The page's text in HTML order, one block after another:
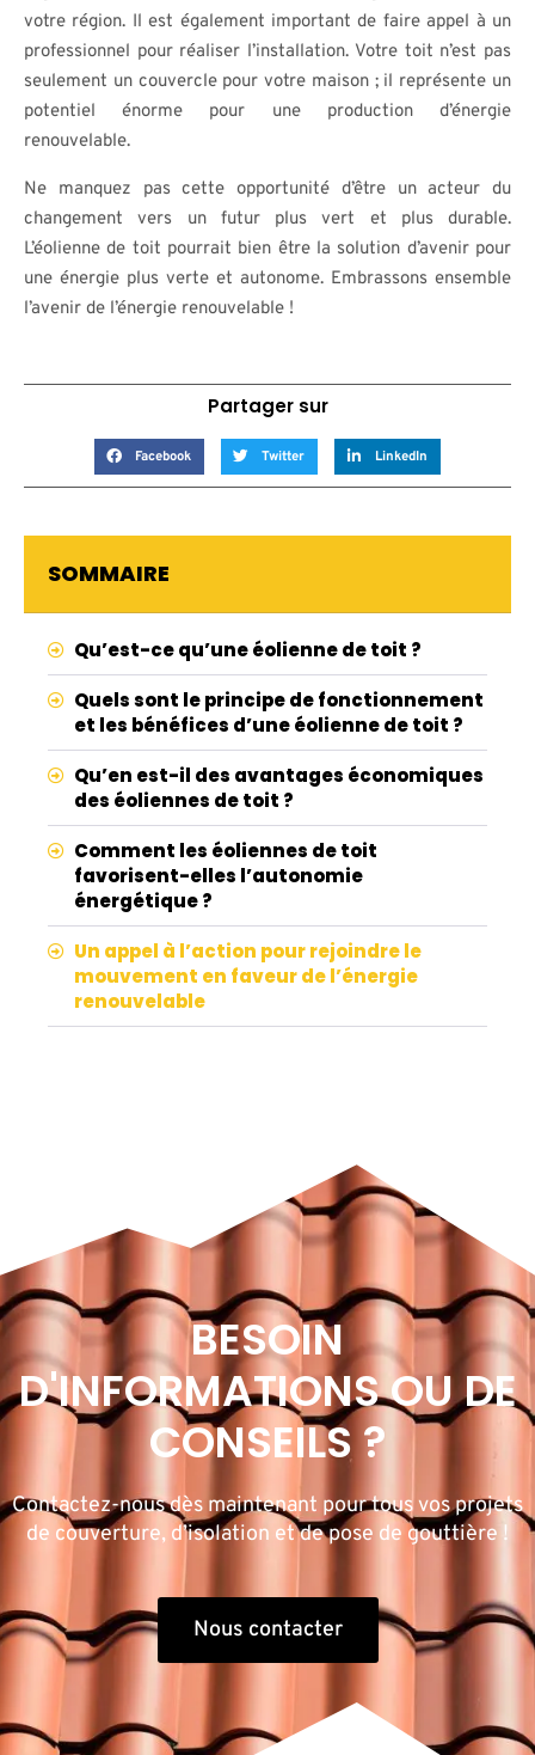
votre région. Il est également important de faire appel à un
professionnel pour réaliser l’installation. Votre toit n’est pas
seulement un couvercle pour votre maison ; il représente un
potentiel énorme pour une production d’énergie
renouvelable.
Ne manquez pas cette opportunité d’être un acteur du
changement vers un futur plus vert et plus durable.
L’éolienne de toit pourrait bien être la solution d’avenir pour
une énergie plus verte et autonome. Embrassons ensemble
l’avenir de l’énergie renouvelable !
Partager sur
Facebook Twitter LinkedIn
SOMMAIRE
Qu’est-ce qu’une éolienne de toit ?
Quels sont le principe de fonctionnement
et les bénéfices d’une éolienne de toit ?
Qu’en est-il des avantages économiques
des éoliennes de toit ?
Comment les éoliennes de toit
favorisent-elles l’autonomie
énergétique ?
Un appel à l’action pour rejoindre le
mouvement en faveur de l’énergie
renouvelable
BESOIN
D'INFORMATIONS OU DE
CONSEILS ?
Contactez-nous dès maintenant pour tous vos projets
de couverture, d’isolation et de pose de gouttière !
Nous contacter